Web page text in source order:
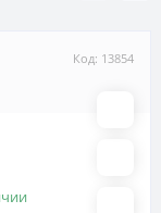
Код: 13854